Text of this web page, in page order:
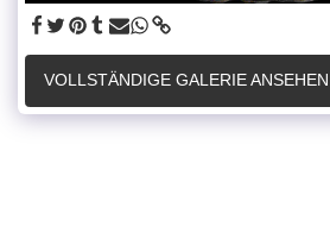
VOLLSTÄNDIGE GALERIE ANSEHEN